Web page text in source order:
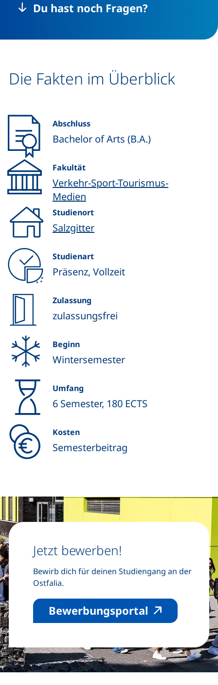
Du hast noch Fragen?
Die Fakten im Überblick
Abschluss
Bachelor of Arts (B.A.)
Fakultät
Verkehr-Sport-Tourismus-
Medien
Studienort
Salzgitter
Studienart
Präsenz, Vollzeit
Zulassung
zulassungsfrei
Beginn
Wintersemester
Umfang
6 Semester, 180 ECTS
Kosten
Semesterbeitrag
Jetzt bewerben!
Bewirb dich für deinen Studiengang an der
Ostfalia.
Bewerbungsportal (externer